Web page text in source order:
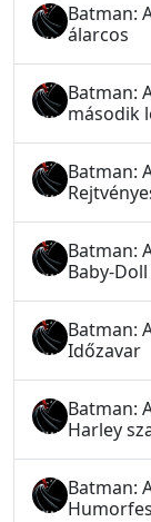
Batman:
álarcos
Batman:
második
Batman:
Batman:
Baby-Doll
Batman:
Időzavar
Batman:
Harley
Batman: